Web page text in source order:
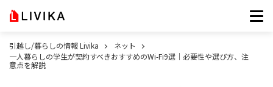
引越し/暮らしの情報 Livika
ネット
一人暮らしの学生が契約すべきおすすめのWi-Fi9選｜必要性や選び方、注
意点を解説